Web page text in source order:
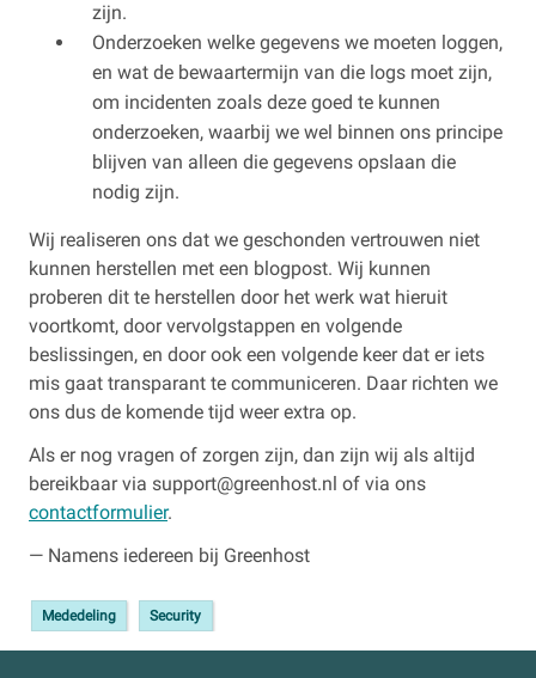
zijn.
Onderzoeken welke gegevens we moeten loggen,
en wat de bewaartermijn van die logs moet zijn,
om incidenten zoals deze goed te kunnen
onderzoeken, waarbij we wel binnen ons principe
blijven van alleen die gegevens opslaan die
nodig zijn.
Wij realiseren ons dat we geschonden vertrouwen niet
kunnen herstellen met een blogpost. Wij kunnen
proberen dit te herstellen door het werk wat hieruit
voortkomt, door vervolgstappen en volgende
beslissingen, en door ook een volgende keer dat er iets
mis gaat transparant te communiceren. Daar richten we
ons dus de komende tijd weer extra op.
Als er nog vragen of zorgen zijn, dan zijn wij als altijd
bereikbaar via support@greenhost.nl of via ons
contactformulier.
— Namens iedereen bij Greenhost
Mededeling Security